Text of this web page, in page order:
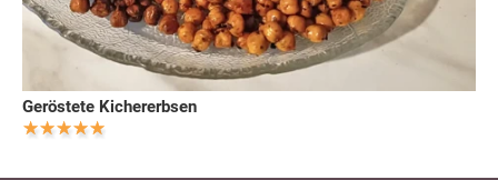
Geröstete Kichererbsen